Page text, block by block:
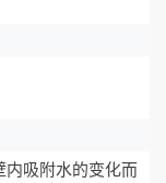
内吸附水的变化而